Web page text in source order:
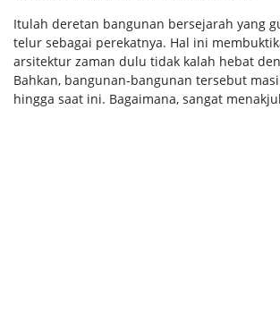
Itulah deretan bangunan bersejarah yang
telur sebagai perekatnya. Hal ini
arsitektur zaman dulu tidak kalah hebat
Bahkan, bangunan-bangunan tersebut
hingga saat ini. Bagaimana, sangat